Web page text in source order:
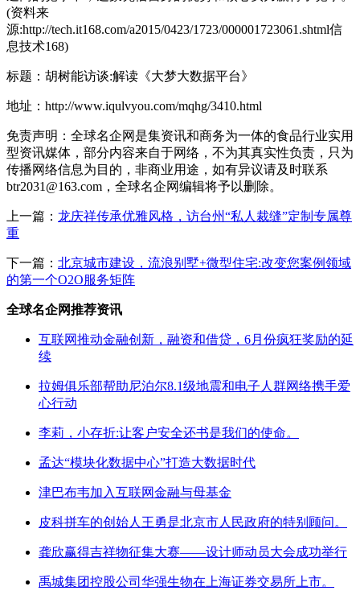
(资料来
源:http://tech.it168.com/a2015/0423/1723/000001723061.shtml信
息技术168)
标题：胡树能访谈:解读《大梦大数据平台》
地址：http://www.iqulvyou.com/mqhg/3410.html
免责声明：全球名企网是集资讯和商务为一体的食品行业实用
型资讯媒体，部分内容来自于网络，不为其真实性负责，只为
传播网络信息为目的，非商业用途，如有异议请及时联系
btr2031@163.com，全球名企网编辑将予以删除。
上一篇： 龙庆祥传承优雅风格，访台州“私人裁缝”定制专属尊
重
下一篇： 北京城市建设，流浪别墅+微型住宅:改变您案例领域
的第一个O2O服务矩阵
全球名企网推荐资讯
互联网推动金融创新，融资和借贷，6月份疯狂奖励的延
续
拉姆俱乐部帮助尼泊尔8.1级地震和电子人群网络携手爱
心行动
李莉，小存折:让客户安全还书是我们的使命。
孟达“模块化数据中心”打造大数据时代
津巴布韦加入互联网金融与母基金
皮科拼车的创始人王勇是北京市人民政府的特别顾问。
龚欣赢得吉祥物征集大赛——设计师动员大会成功举行
禹城集团控股公司华强生物在上海证券交易所上市。